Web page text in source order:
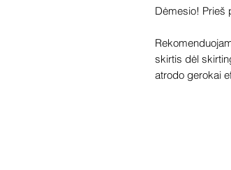
Dėmesio! Prieš
skirtis dėl
atrodo gerokai